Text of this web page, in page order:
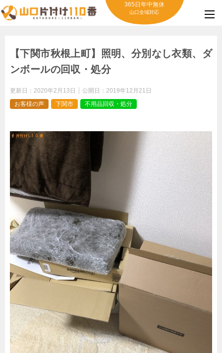
365日年中無休
山口全域対応
【下関市秋根上町】照明、分別なし衣類、ダ
ンボールの回収・処分
更新日： 2020年2月13日 公開日： 2019年12月21日
お客様の声
下関市 不用品回収・処分